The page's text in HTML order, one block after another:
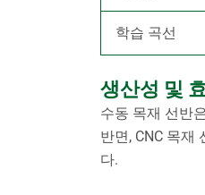
학습 곡선
생산성 및
수동 목재 선반
반면, CNC 목재
다.